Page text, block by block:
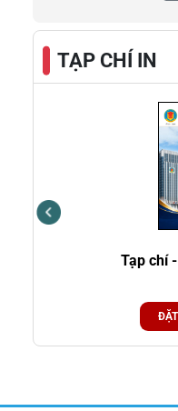
TẠP CHÍ IN
Tạp chí